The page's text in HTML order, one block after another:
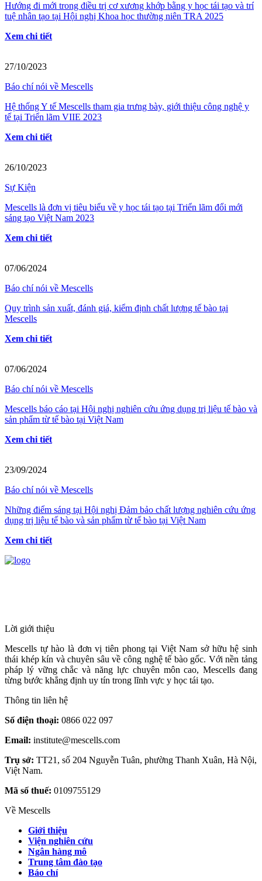
Hướng đi mới trong điều trị cơ xương khớp bằng y học tái tạo và trí
tuệ nhân tạo tại Hội nghị Khoa học thường niên TRA 2025
Xem chi tiết
27/10/2023
Báo chí nói về Mescells
Hệ thống Y tế Mescells tham gia trưng bày, giới thiệu công nghệ y
tế tại Triển lãm VIIE 2023
Xem chi tiết
26/10/2023
Sự Kiện
Mescells là đơn vị tiêu biểu về y học tái tạo tại Triển lãm đổi mới
sáng tạo Việt Nam 2023
Xem chi tiết
07/06/2024
Báo chí nói về Mescells
Quy trình sản xuất, đánh giá, kiểm định chất lượng tế bào tại
Mescells
Xem chi tiết
07/06/2024
Báo chí nói về Mescells
Mescells báo cáo tại Hội nghị nghiên cứu ứng dụng trị liệu tế bào và
sản phẩm từ tế bào tại Việt Nam
Xem chi tiết
23/09/2024
Báo chí nói về Mescells
Những điểm sáng tại Hội nghị Đảm bảo chất lượng nghiên cứu ứng
dụng trị liệu tế bào và sản phẩm từ tế bào tại Việt Nam
Xem chi tiết
Lời giới thiệu
Mescells tự hào là đơn vị tiên phong tại Việt Nam sở hữu hệ sinh
thái khép kín và chuyên sâu về công nghệ tế bào gốc. Với nền tảng
pháp lý vững chắc và năng lực chuyên môn cao, Mescells đang
từng bước khẳng định uy tín trong lĩnh vực y học tái tạo.
Thông tin liên hệ
Số điện thoại: 0866 022 097
Email: institute@mescells.com
Trụ sở: TT21, số 204 Nguyễn Tuân, phường Thanh Xuân, Hà Nội,
Việt Nam.
Mã số thuế: 0109755129
Về Mescells
Giới thiệu
Viện nghiên cứu
Ngân hàng mô
Trung tâm đào tạo
Báo chí